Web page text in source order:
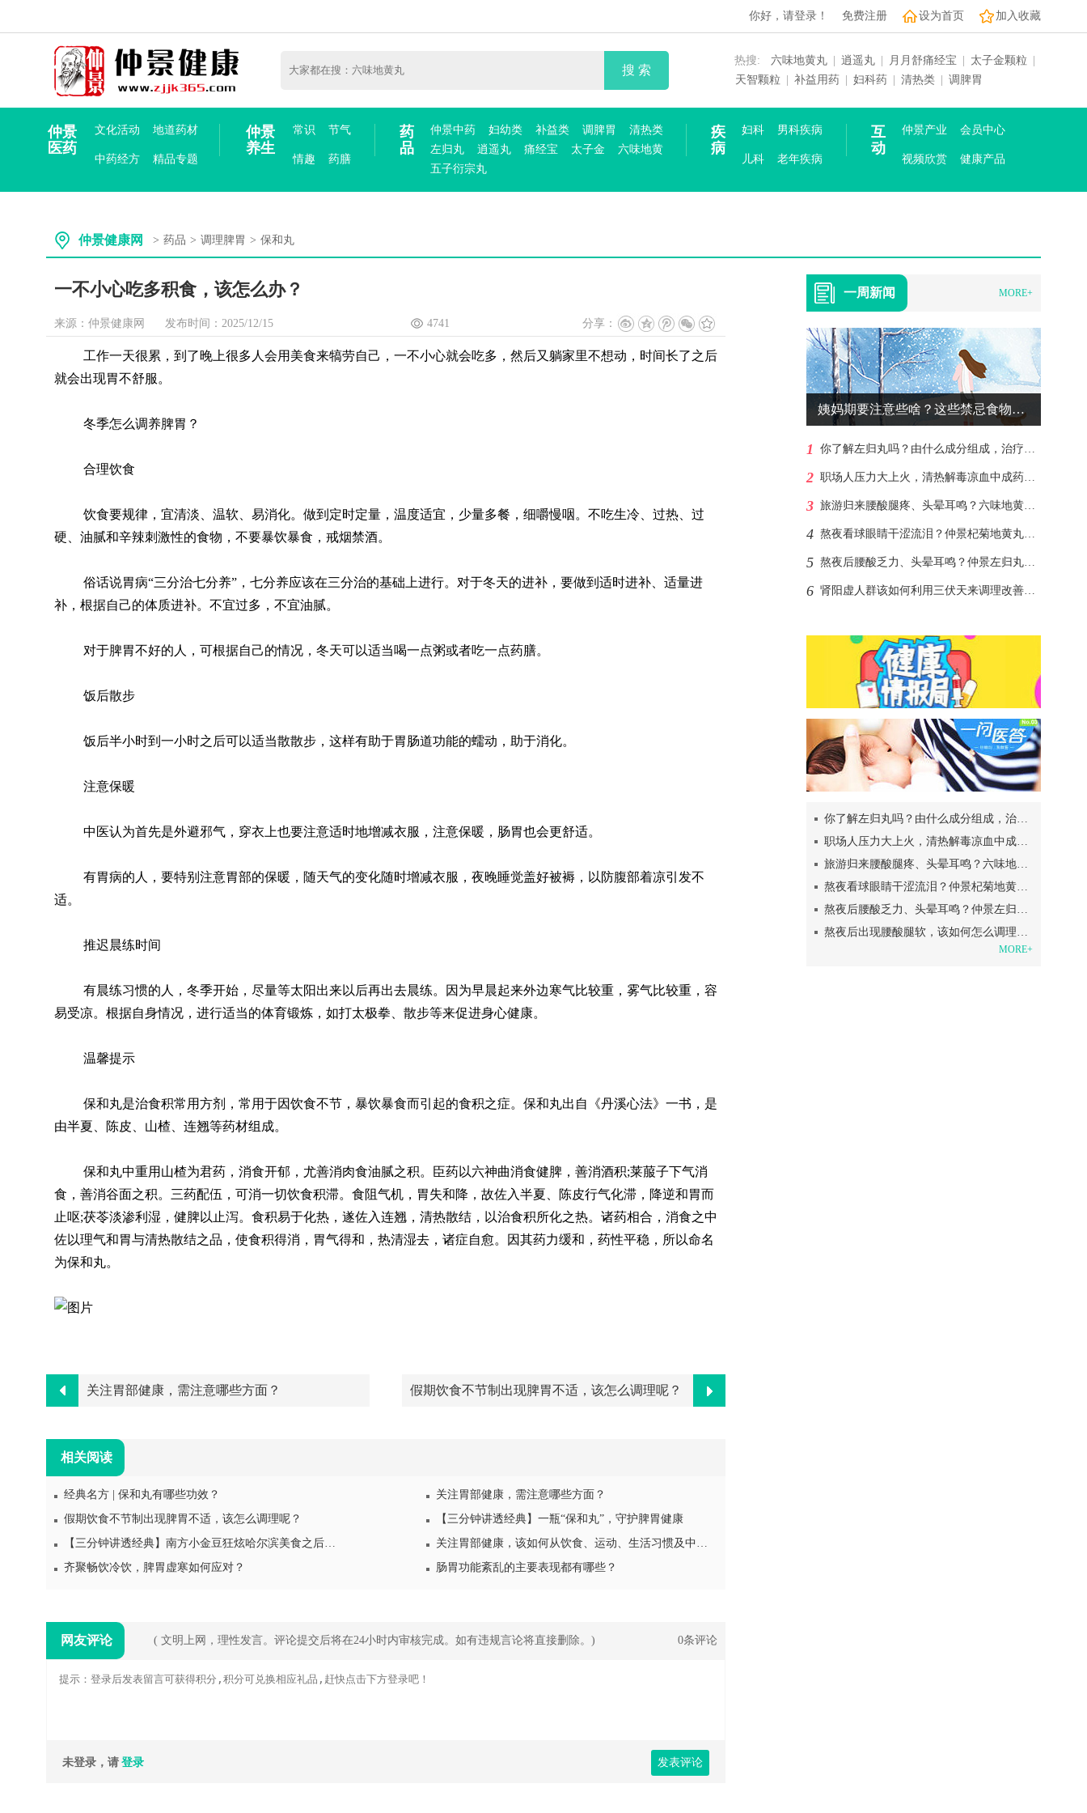
你好，请登录！ 免费注册 设为首页 加入收藏
搜 索
热搜: 六味地黄丸 逍遥丸 月月舒痛经宝 太子金颗粒
天智颗粒
补益用药 妇科药 清热类 调脾胃
仲景
医药
文化活动 地道药材
中药经方 精品专题
仲景
养生
常识 节气
情趣 药膳
药
品
仲景中药 妇幼类 补益类 调脾胃
清热类
左归丸
逍遥丸 痛经宝 太子金
六味地黄
五子衍宗丸
疾
病
妇科 男科疾病
儿科 老年疾病
互
动
仲景产业 会员中心
视频欣赏 健康产品
仲景健康网 > 药品 > 调理脾胃 > 保和丸
一不小心吃多积食，该怎么办？
来源：仲景健康网 发布时间：2025/12/15 4741 分享：
工作一天很累，到了晚上很多人会用美食来犒劳自己，一不小心就会吃多，然后又躺家里不想动，时间长了之后
就会出现胃不舒服。
冬季怎么调养脾胃？
合理饮食
饮食要规律，宜清淡、温软、易消化。做到定时定量，温度适宜，少量多餐，细嚼慢咽。不吃生冷、过热、过
硬、油腻和辛辣刺激性的食物，不要暴饮暴食，戒烟禁酒。
俗话说胃病“三分治七分养”，七分养应该在三分治的基础上进行。对于冬天的进补，要做到适时进补、适量进
补，根据自己的体质进补。不宜过多，不宜油腻。
对于脾胃不好的人，可根据自己的情况，冬天可以适当喝一点粥或者吃一点药膳。
饭后散步
饭后半小时到一小时之后可以适当散散步，这样有助于胃肠道功能的蠕动，助于消化。
注意保暖
中医认为首先是外避邪气，穿衣上也要注意适时地增减衣服，注意保暖，肠胃也会更舒适。
有胃病的人，要特别注意胃部的保暖，随天气的变化随时增减衣服，夜晚睡觉盖好被褥，以防腹部着凉引发不
适。
推迟晨练时间
有晨练习惯的人，冬季开始，尽量等太阳出来以后再出去晨练。因为早晨起来外边寒气比较重，雾气比较重，容
易受凉。根据自身情况，进行适当的体育锻炼，如打太极拳、散步等来促进身心健康。
温馨提示
保和丸是治食积常用方剂，常用于因饮食不节，暴饮暴食而引起的食积之症。保和丸出自《丹溪心法》一书，是
由半夏、陈皮、山楂、连翘等药材组成。
保和丸中重用山楂为君药，消食开郁，尤善消肉食油腻之积。臣药以六神曲消食健脾，善消酒积;莱菔子下气消
食，善消谷面之积。三药配伍，可消一切饮食积滞。食阻气机，胃失和降，故佐入半夏、陈皮行气化滞，降逆和胃而
止呕;茯苓淡渗利湿，健脾以止泻。食积易于化热，遂佐入连翘，清热散结，以治食积所化之热。诸药相合，消食之中
佐以理气和胃与清热散结之品，使食积得消，胃气得和，热清湿去，诸症自愈。因其药力缓和，药性平稳，所以命名
为保和丸。
关注胃部健康，需注意哪些方面？ 假期饮食不节制出现脾胃不适，该怎么调理呢？
相关阅读
经典名方 | 保和丸有哪些功效？
关注胃部健康，需注意哪些方面？
假期饮食不节制出现脾胃不适，该怎么调理呢？
【三分钟讲透经典】一瓶“保和丸”，守护脾胃健康
【三分钟讲透经典】南方小金豆狂炫哈尔滨美食之后……
关注胃部健康，该如何从饮食、运动、生活习惯及中药调理四个方面养胃护胃呢？
齐聚畅饮冷饮，脾胃虚寒如何应对？
肠胃功能紊乱的主要表现都有哪些？
网友评论 ( 文明上网，理性发言。评论提交后将在24小时内审核完成。如有违规言论将直接删除。) 0条评论
未登录，请 登录 发表评论
一周新闻 MORE+
姨妈期要注意些啥？这些禁忌食物尽量不碰
1 你了解左归丸吗？由什么成分组成，治疗肾阴虚？
2 职场人压力大上火，清热解毒凉血中成药帮你！
3 旅游归来腰酸腿疼、头晕耳鸣？六味地黄丸助你补足肾阴支棱起来
4 熬夜看球眼睛干涩流泪？仲景杞菊地黄丸熬夜党的“护眼盾牌”
5 熬夜后腰酸乏力、头晕耳鸣？仲景左归丸帮你补回透支的肾阴
6 肾阳虚人群该如何利用三伏天来调理改善呢？
你了解左归丸吗？由什么成分组成，治疗肾阴虚？
职场人压力大上火，清热解毒凉血中成药帮你！
旅游归来腰酸腿疼、头晕耳鸣？六味地黄丸助你补足肾阴支棱起来
熬夜看球眼睛干涩流泪？仲景杞菊地黄丸熬夜党的“护眼盾牌”
熬夜后腰酸乏力、头晕耳鸣？仲景左归丸帮你补回透支的肾阴
熬夜后出现腰酸腿软，该如何怎么调理呢？
MORE+